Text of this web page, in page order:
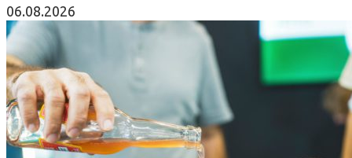
06.08.2026